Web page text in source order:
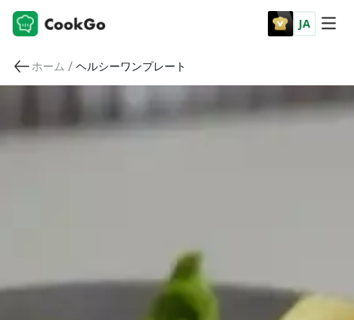
JA
ホーム / ヘルシーワンプレート